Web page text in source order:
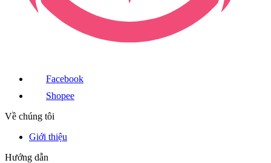
Facebook
Shopee
Về chúng tôi
Giới thiệu
Hướng dẫn